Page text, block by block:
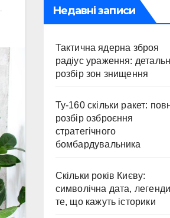
Недавні записи
Тактична ядерна зброя
радіус ураження:
розбір зон знищення
Ту-160 скільки ракет:
розбір озброєння
стратегічного
бомбардувальника
Скільки років Києву:
символічна дата,
те, що кажуть історики